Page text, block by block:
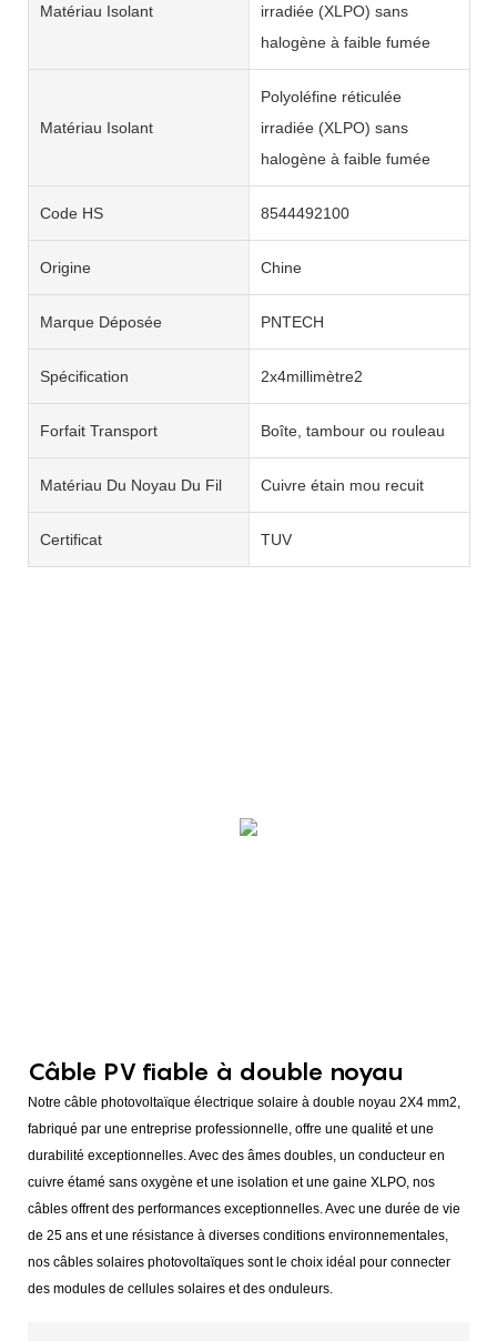
Matériau Isolant
irradiée (XLPO) sans
halogène à faible fumée
Matériau Isolant
Polyoléfine réticulée
irradiée (XLPO) sans
halogène à faible fumée
Code HS 8544492100
Origine Chine
Marque Déposée PNTECH
Spécification 2x4millimètre2
Forfait Transport Boîte, tambour ou rouleau
Matériau Du Noyau Du Fil Cuivre étain mou recuit
Certificat TUV
Câble PV fiable à double noyau
Notre câble photovoltaïque électrique solaire à double noyau 2X4 mm2,
fabriqué par une entreprise professionnelle, offre une qualité et une
durabilité exceptionnelles. Avec des âmes doubles, un conducteur en
cuivre étamé sans oxygène et une isolation et une gaine XLPO, nos
câbles offrent des performances exceptionnelles. Avec une durée de vie
de 25 ans et une résistance à diverses conditions environnementales,
nos câbles solaires photovoltaïques sont le choix idéal pour connecter
des modules de cellules solaires et des onduleurs.